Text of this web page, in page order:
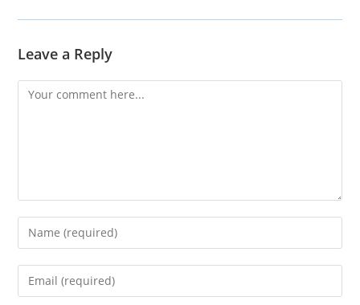
Leave a Reply
Comment
Enter
your
name
Enter
your